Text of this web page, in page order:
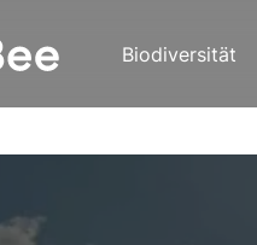
Biodiversität